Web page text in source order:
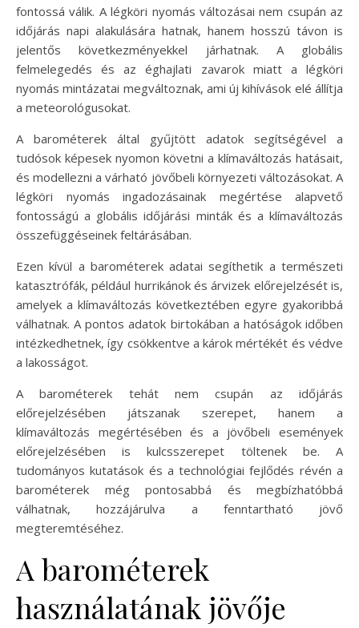
fontossá válik. A légköri nyomás változásai nem csupán az
időjárás napi alakulására hatnak, hanem hosszú távon is
jelentős következményekkel járhatnak. A globális
felmelegedés és az éghajlati zavarok miatt a légköri
nyomás mintázatai megváltoznak, ami új kihívások elé állítja
a meteorológusokat.
A barométerek által gyűjtött adatok segítségével a
tudósok képesek nyomon követni a klímaváltozás hatásait,
és modellezni a várható jövőbeli környezeti változásokat. A
légköri nyomás ingadozásainak megértése alapvető
fontosságú a globális időjárási minták és a klímaváltozás
összefüggéseinek feltárásában.
Ezen kívül a barométerek adatai segíthetik a természeti
katasztrófák, például hurrikánok és árvizek előrejelzését is,
amelyek a klímaváltozás következtében egyre gyakoribbá
válhatnak. A pontos adatok birtokában a hatóságok időben
intézkedhetnek, így csökkentve a károk mértékét és védve
a lakosságot.
A barométerek tehát nem csupán az időjárás
előrejelzésében játszanak szerepet, hanem a
klímaváltozás megértésében és a jövőbeli események
előrejelzésében is kulcsszerepet töltenek be. A
tudományos kutatások és a technológiai fejlődés révén a
barométerek még pontosabbá és megbízhatóbbá
válhatnak, hozzájárulva a fenntartható jövő
megteremtéséhez.
A barométerek
használatának jövője